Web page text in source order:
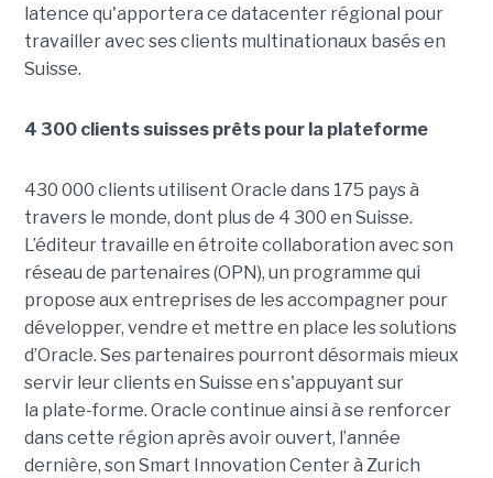
latence qu'apportera ce datacenter régional pour
travailler avec ses clients multinationaux basés en
Suisse.
4 300 clients suisses prêts pour la plateforme
430 000 clients utilisent Oracle dans 175 pays à
travers le monde, dont plus de 4 300 en Suisse.
L’éditeur travaille en étroite collaboration avec son
réseau de partenaires (OPN), un programme qui
propose aux entreprises de les accompagner pour
développer, vendre et mettre en place les solutions
d’Oracle. Ses partenaires pourront désormais mieux
servir leur clients en Suisse en s'appuyant sur
la plate-forme. Oracle continue ainsi à se renforcer
dans cette région après avoir ouvert, l’année
dernière, son Smart Innovation Center à Zurich